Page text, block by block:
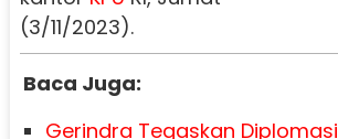
(3/11/2023).
Baca Juga:
Gerindra Tegaskan Diplomasi